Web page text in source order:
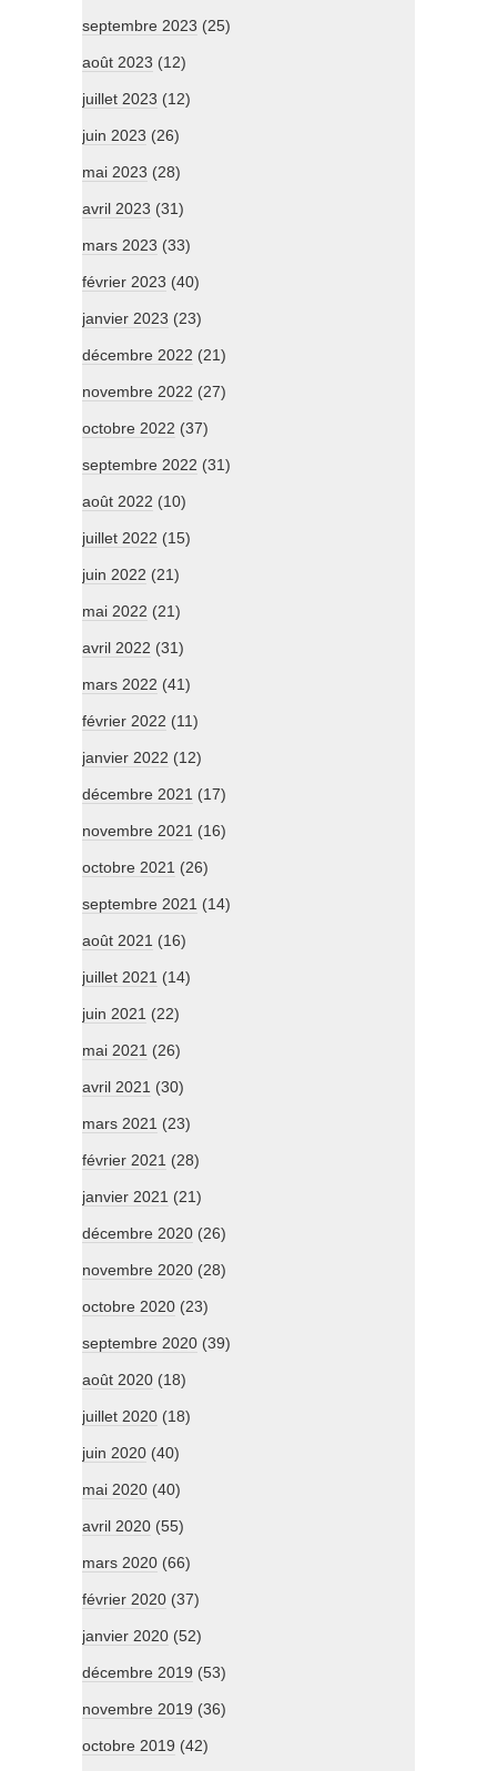
septembre 2023 (25)
août 2023 (12)
juillet 2023 (12)
juin 2023 (26)
mai 2023 (28)
avril 2023 (31)
mars 2023 (33)
février 2023 (40)
janvier 2023 (23)
décembre 2022 (21)
novembre 2022 (27)
octobre 2022 (37)
septembre 2022 (31)
août 2022 (10)
juillet 2022 (15)
juin 2022 (21)
mai 2022 (21)
avril 2022 (31)
mars 2022 (41)
février 2022 (11)
janvier 2022 (12)
décembre 2021 (17)
novembre 2021 (16)
octobre 2021 (26)
septembre 2021 (14)
août 2021 (16)
juillet 2021 (14)
juin 2021 (22)
mai 2021 (26)
avril 2021 (30)
mars 2021 (23)
février 2021 (28)
janvier 2021 (21)
décembre 2020 (26)
novembre 2020 (28)
octobre 2020 (23)
septembre 2020 (39)
août 2020 (18)
juillet 2020 (18)
juin 2020 (40)
mai 2020 (40)
avril 2020 (55)
mars 2020 (66)
février 2020 (37)
janvier 2020 (52)
décembre 2019 (53)
novembre 2019 (36)
octobre 2019 (42)